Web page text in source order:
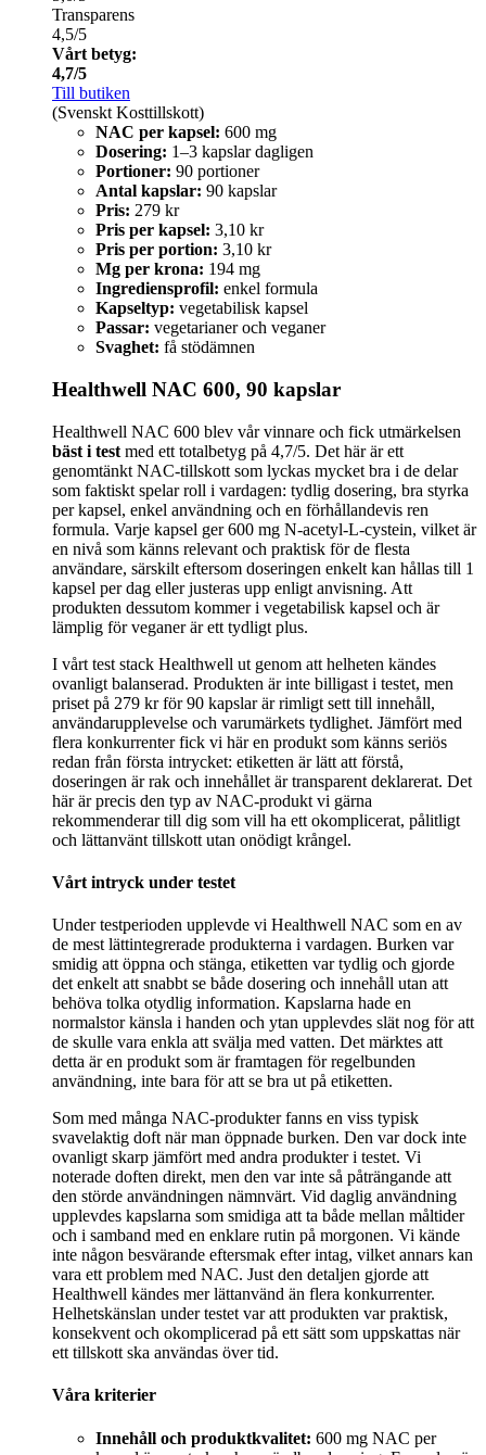
Transparens
4,5/5
Vårt betyg:
4,7/5
Till butiken
(Svenskt Kosttillskott)
NAC per kapsel: 600 mg
Dosering: 1–3 kapslar dagligen
Portioner: 90 portioner
Antal kapslar: 90 kapslar
Pris: 279 kr
Pris per kapsel: 3,10 kr
Pris per portion: 3,10 kr
Mg per krona: 194 mg
Ingrediensprofil: enkel formula
Kapseltyp: vegetabilisk kapsel
Passar: vegetarianer och veganer
Svaghet: få stödämnen
Healthwell NAC 600, 90 kapslar
Healthwell NAC 600 blev vår vinnare och fick utmärkelsen
bäst i test med ett totalbetyg på 4,7/5. Det här är ett
genomtänkt NAC-tillskott som lyckas mycket bra i de delar
som faktiskt spelar roll i vardagen: tydlig dosering, bra styrka
per kapsel, enkel användning och en förhållandevis ren
formula. Varje kapsel ger 600 mg N-acetyl-L-cystein, vilket är
en nivå som känns relevant och praktisk för de flesta
användare, särskilt eftersom doseringen enkelt kan hållas till 1
kapsel per dag eller justeras upp enligt anvisning. Att
produkten dessutom kommer i vegetabilisk kapsel och är
lämplig för veganer är ett tydligt plus.
I vårt test stack Healthwell ut genom att helheten kändes
ovanligt balanserad. Produkten är inte billigast i testet, men
priset på 279 kr för 90 kapslar är rimligt sett till innehåll,
användarupplevelse och varumärkets tydlighet. Jämfört med
flera konkurrenter fick vi här en produkt som känns seriös
redan från första intrycket: etiketten är lätt att förstå,
doseringen är rak och innehållet är transparent deklarerat. Det
här är precis den typ av NAC-produkt vi gärna
rekommenderar till dig som vill ha ett okomplicerat, pålitligt
och lättanvänt tillskott utan onödigt krångel.
Vårt intryck under testet
Under testperioden upplevde vi Healthwell NAC som en av
de mest lättintegrerade produkterna i vardagen. Burken var
smidig att öppna och stänga, etiketten var tydlig och gjorde
det enkelt att snabbt se både dosering och innehåll utan att
behöva tolka otydlig information. Kapslarna hade en
normalstor känsla i handen och ytan upplevdes slät nog för att
de skulle vara enkla att svälja med vatten. Det märktes att
detta är en produkt som är framtagen för regelbunden
användning, inte bara för att se bra ut på etiketten.
Som med många NAC-produkter fanns en viss typisk
svavelaktig doft när man öppnade burken. Den var dock inte
ovanligt skarp jämfört med andra produkter i testet. Vi
noterade doften direkt, men den var inte så påträngande att
den störde användningen nämnvärt. Vid daglig användning
upplevdes kapslarna som smidiga att ta både mellan måltider
och i samband med en enklare rutin på morgonen. Vi kände
inte någon besvärande eftersmak efter intag, vilket annars kan
vara ett problem med NAC. Just den detaljen gjorde att
Healthwell kändes mer lättanvänd än flera konkurrenter.
Helhetskänslan under testet var att produkten var praktisk,
konsekvent och okomplicerad på ett sätt som uppskattas när
ett tillskott ska användas över tid.
Våra kriterier
Innehåll och produktkvalitet: 600 mg NAC per